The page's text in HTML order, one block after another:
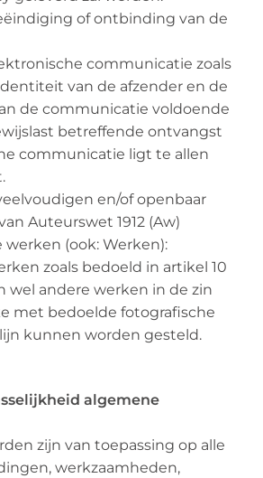
of ontbinding van de
communicatie zoals
van de afzender en de
de communicatie voldoende
betreffende ontvangst
communicatie ligt te allen
en/of openbaar
Auteurswet 1912 (Aw)
werken (ook: Werken):
zoals bedoeld in artikel 10
wel andere werken in de zin
met bedoelde fotografische
kunnen worden gesteld.
algemene
zijn van toepassing op alle
werkzaamheden,